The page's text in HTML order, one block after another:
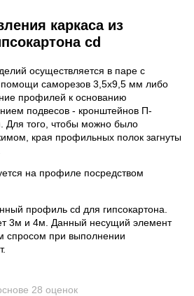
каркаса из
cd
осуществляется в паре с
саморезов 3,5х9,5 мм либо
профилей к основанию
подвесов - кронштейнов П-
Для того, чтобы можно было
края профильных полок загнуты
на профиле посредством
профиль cd для гипсокартона.
3м и 4м. Данный несущий элемент
спросом при выполнении
28 оценок